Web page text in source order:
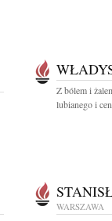
Z bólem i
lubianego i
WARSZAWA